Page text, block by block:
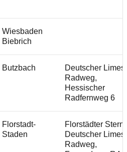
Wiesbaden
Biebrich
Butzbach
Deutscher Limes-
Radweg,
Hessischer
Radfernweg 6
Florstadt-
Staden
Florstädter Stern,
Deutscher Limes-
Radweg,